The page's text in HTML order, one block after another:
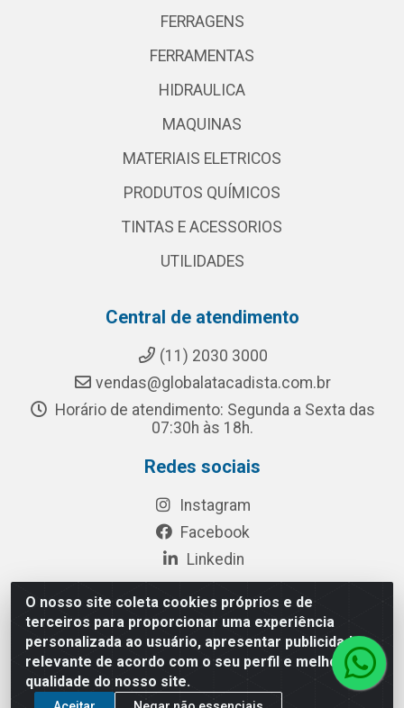
O nosso site coleta cookies próprios e de
terceiros para proporcionar uma experiência
personalizada ao usuário, apresentar publicidade
relevante de acordo com o seu perfil e melhorar a
qualidade do nosso site.
FERRAGENS
FERRAMENTAS
HIDRAULICA
MAQUINAS
MATERIAIS ELETRICOS
PRODUTOS QUÍMICOS
TINTAS E ACESSORIOS
UTILIDADES
Central de atendimento
(11) 2030 3000
vendas@globalatacadista.com.br
Horário de atendimento: Segunda a Sexta das
07:30h às 18h.
Redes sociais
Instagram
Facebook
Linkedin
Rua Chipuê, 117 - S. Miguel Paulista São Paulo/SP - CEP
08010-260- CNPJ: 03.010.739/0001-72